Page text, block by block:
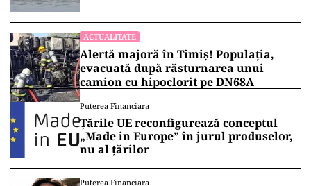
ACTUALITATE
Alertă majoră în Timiș! Populația,
evacuată după răsturnarea unui
camion cu hipoclorit pe DN68A
Puterea Financiara
Țările UE reconfigurează conceptul
„Made in Europe” în jurul produselor,
nu al țărilor
Puterea Financiara